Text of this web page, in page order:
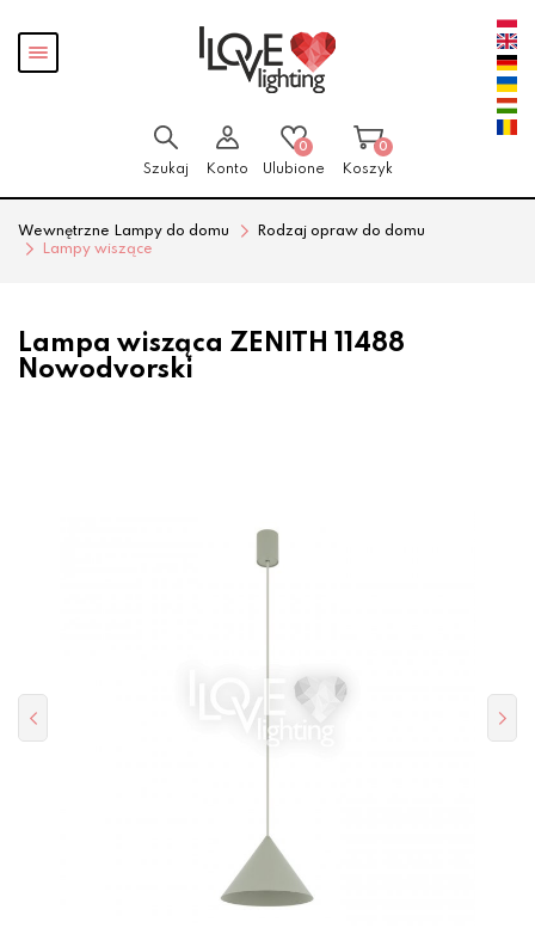
Pokaż
menu
Szukaj Konto
0
Ulubione
0
Koszyk
Wewnętrzne Lampy do domu
Rodzaj opraw do domu
Lampy wiszące
Lampa wisząca ZENITH 11488
Nowodvorski